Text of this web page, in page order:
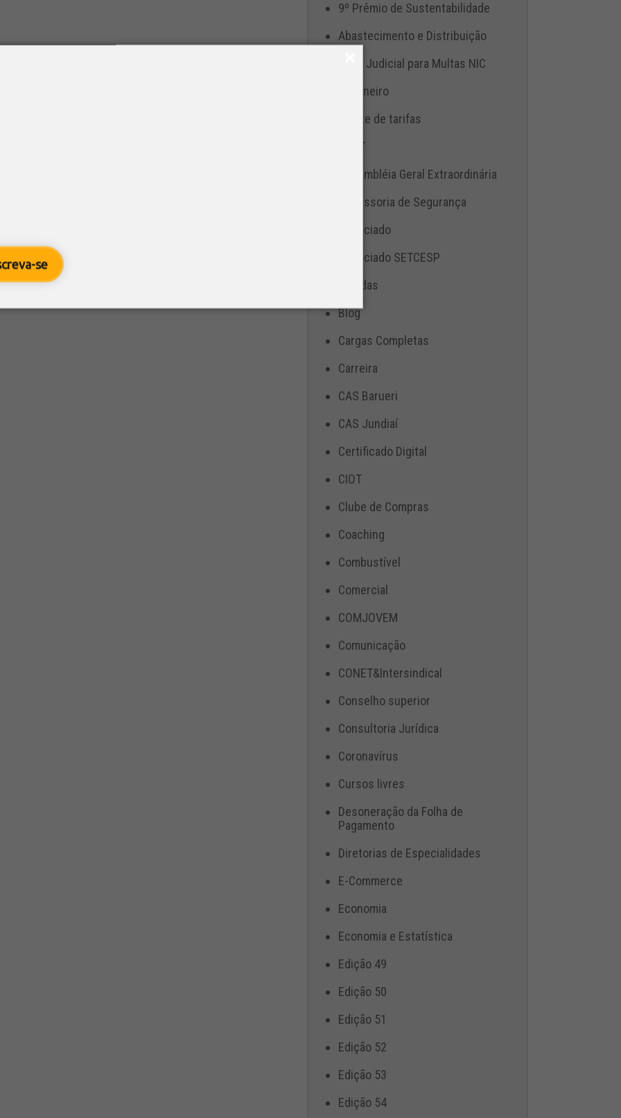
se
9º Prêmio de Sustentabilidade
Abastecimento e Distribuição
Ação Judicial para Multas NIC
Aduaneiro
Ajuste de tarifas
ANTT
Assembléia Geral Extraordinária
Assessoria de Segurança
Associado
Associado SETCESP
Bebidas
Blog
Cargas Completas
Carreira
CAS Barueri
CAS Jundiaí
Certificado Digital
CIOT
Clube de Compras
Coaching
Combustível
Comercial
COMJOVEM
Comunicação
CONET&Intersindical
Conselho superior
Consultoria Jurídica
Coronavírus
Cursos livres
Desoneração da Folha de
Pagamento
Diretorias de Especialidades
E-Commerce
Economia
Economia e Estatística
Edição 49
Edição 50
Edição 51
Edição 52
Edição 53
Edição 54